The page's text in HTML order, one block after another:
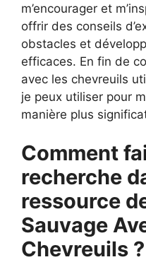
m’encourager et
offrir des conseils
obstacles et
efficaces. En fin de
avec les chevreuils
je peux utiliser pour
manière plus
Comment
recherche
ressource
Sauvage
Chevreuils ?